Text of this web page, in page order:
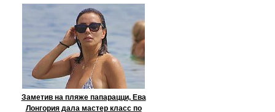
Заметив на пляже папарацци, Ева
Лонгория дала мастер класс по